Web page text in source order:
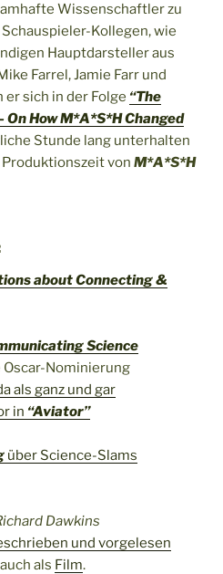
Wissenschaftler zu
Kollegen, wie
Hauptdarsteller aus
Farrel, Jamie Farr und
sich in der Folge “The
How M*A*S*H Changed
Stunde lang unterhalten
von M*A*S*H
about Connecting &
Science
Oscar-Nominierung
als ganz und gar
in “Aviator”
über Science-Slams
Dawkins
und vorgelesen
als Film.